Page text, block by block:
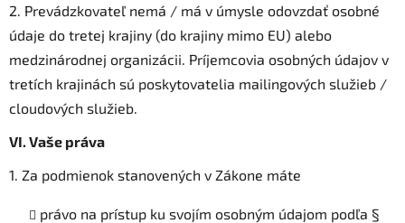
2. Prevádzkovateľ nemá / má v úmysle odovzdať osobné
údaje do tretej krajiny (do krajiny mimo EU) alebo
medzinárodnej organizácii. Príjemcovia osobných údajov v
tretích krajinách sú poskytovatelia mailingových služieb /
cloudových služieb.
VI. Vaše práva
1. Za podmienok stanovených v Zákone máte
právo na prístup ku svojím osobným údajom podľa §